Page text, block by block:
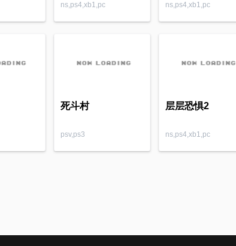
ns,ps4,xb1,pc ns,ps4,xb1,pc
死斗村
psv,ps3
层层恐惧2
ns,ps4,xb1,pc